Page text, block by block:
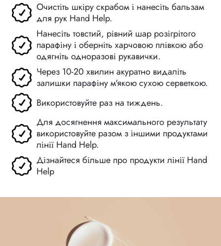
Очистіть шкіру скрабом і нанесіть бальзам
для рук Hand Help.
Нанесіть товстий, рівний шар розігрітого
парафіну і оберніть харчовою плівкою або
одягніть одноразові рукавички.
Через 10-20 хвилин акуратно видаліть
залишки парафіну м'якою сухою серветкою.
Використовуйте раз на тиждень.
Для досягнення максимального результату
використовуйте разом з іншими продуктами
лінії Hand Help.
Дізнайтеся більше про продукти лінії Hand
Help